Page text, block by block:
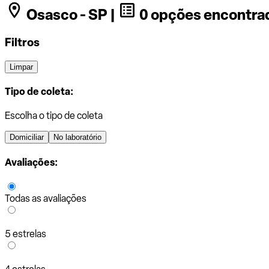
Osasco - SP | 0 opções
Filtros
Limpar
Tipo de coleta:
Escolha o tipo de coleta
Domiciliar No laboratório
Avaliações:
Todas as avaliações
5 estrelas